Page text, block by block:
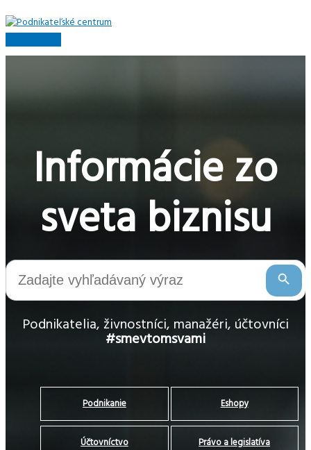
Preskočiť
na
Hlavné
Menu
Informácie zo
sveta biznisu
Search
for:
Search Button
Podnikatelia, živnostníci, manažéri, účtovníci
#smevtomsvami
Podnikanie Eshopy
Účtovníctvo Právo a legislatíva